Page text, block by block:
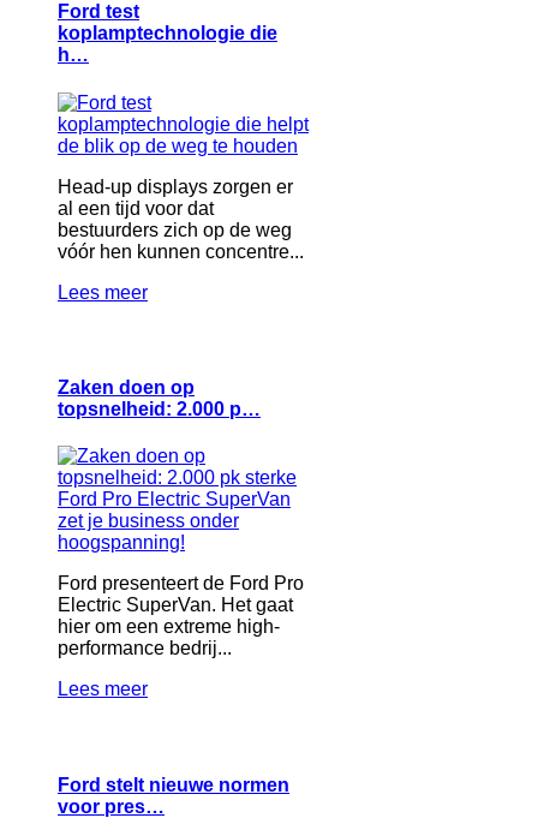
Ford test
koplamptechnologie die
h…
Head-up displays zorgen er
al een tijd voor dat
bestuurders zich op de weg
vóór hen kunnen concentre...
Lees meer
Zaken doen op
topsnelheid: 2.000 p…
Ford presenteert de Ford Pro
Electric SuperVan. Het gaat
hier om een extreme high-
performance bedrij...
Lees meer
Ford stelt nieuwe normen
voor pres…